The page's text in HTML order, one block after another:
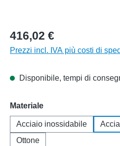
416,02 €
Prezzi incl. IVA più costi di
Disponibile, tempi di
Seleziona
Materiale
Acciaio inossidabile
Ottone